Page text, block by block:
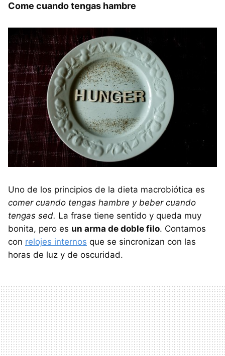
Come cuando tengas hambre
Uno de los principios de la dieta macrobiótica es
comer cuando tengas hambre y beber cuando
tengas sed. La frase tiene sentido y queda muy
bonita, pero es un arma de doble filo. Contamos
con relojes internos que se sincronizan con las
horas de luz y de oscuridad.